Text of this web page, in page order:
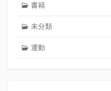
書籍
未分類
運動